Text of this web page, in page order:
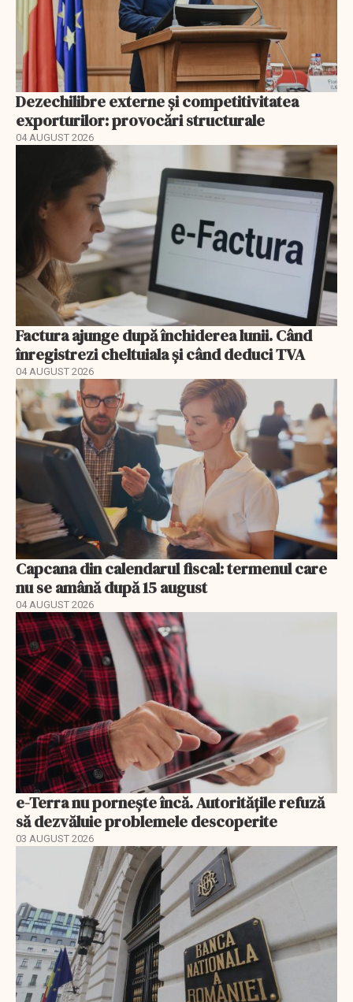
Dezechilibre externe și competitivitatea
exporturilor: provocări structurale
04 AUGUST 2026
Factura ajunge după închiderea lunii. Când
înregistrezi cheltuiala și când deduci TVA
04 AUGUST 2026
Capcana din calendarul fiscal: termenul care
nu se amână după 15 august
04 AUGUST 2026
e-Terra nu pornește încă. Autoritățile refuză
să dezvăluie problemele descoperite
03 AUGUST 2026